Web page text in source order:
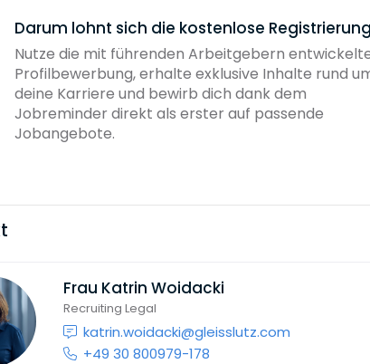
Darum lohnt sich die kostenlose Registrierung
Nutze die mit führenden Arbeitgebern
Profilbewerbung, erhalte exklusive Inhalte rund
deine Karriere und bewirb dich dank dem
Jobreminder direkt als erster auf passende
Jobangebote.
Frau Katrin Woidacki
Recruiting Legal
katrin.woidacki@gleisslutz.com
+49 30 800979-178